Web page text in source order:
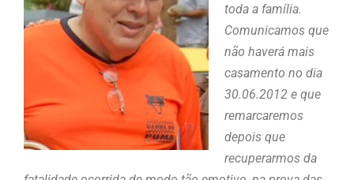
toda a família.
Comunicamos que
não haverá mais
casamento no dia
30.06.2012 e que
remarcaremos
depois que
recuperarmos da